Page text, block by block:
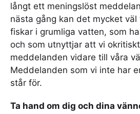
långt ett meningslöst
nästa gång kan det mycket väl
fiskar i grumliga vatten, som
och som utnyttjar att vi
meddelanden vidare till våra
Meddelanden som vi inte har
står för.
Ta hand om dig och dina